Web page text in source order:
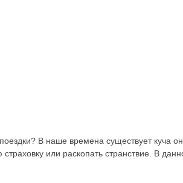
В наше времена существует куча
или раскопать странствие. В